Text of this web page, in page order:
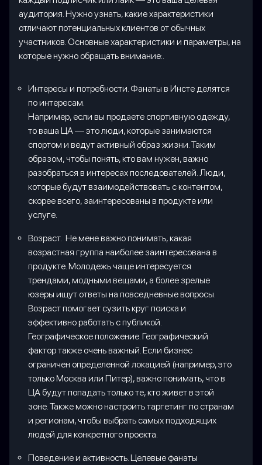
аудитория. Нужно узнать, какие характеристики
отличают потенциальных клиентов от обычных
участников. Основные характеристики и параметры, на
которые нужно обращать внимание:.
Интересы и потребности. Фанаты в Инсте делятся
по интересам.
Например, если вы продаете спортивную одежду,
то ваша ЦА — это люди, которые занимаются
спортом и ведут активный образ жизни. Таким
образом, чтобы понять, кто вам нужен, важно
разобраться в интересах последователей. Люди,
которые будут взаимодействовать с контентом,
скорее всего, заинтересованы в продукте или
услуге.
Возраст. Не мене важно понимать, какая
возрастная группа наиболее заинтересована в
продукте. Молодежь чаще интересуется
трендами, модными вещами, а более зрелые
юзеры ищут ответы на повседневные вопросы.
Возраст помогает сузить круг поиска и
эффективно работать с публикой.
Географическое положение. Географический
фактор также очень важный. Если бизнес
ограничен определенной локацией (например, это
только Москва или Питер), важно понимать, что в
ЦА будут попадать только те, кто живет в этой
зоне. Также можно настроить таргетинг по странам
и регионам, чтобы выбрать самых подходящих
людей для конкретного проекта.
Поведение и активность. Целевые фанаты